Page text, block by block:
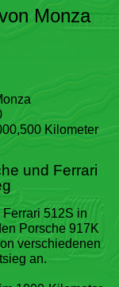
Monza
Kilometer
und Ferrari
512S in
Porsche 917K
verschiedenen
an.